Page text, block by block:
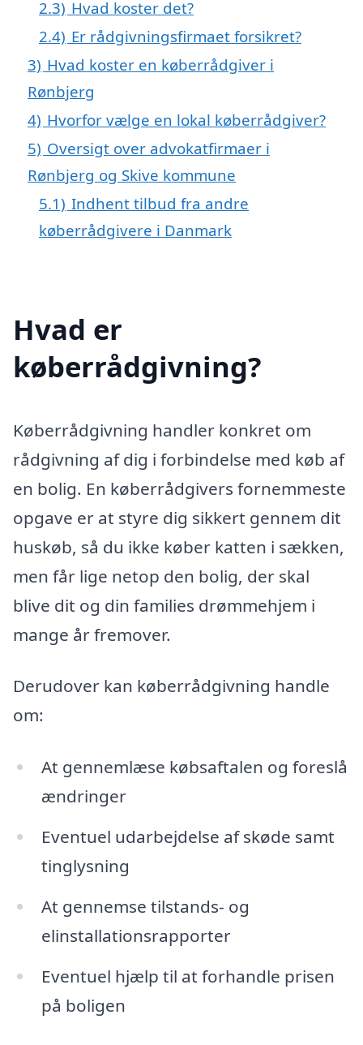
2.3) Hvad koster det?
2.4) Er rådgivningsfirmaet forsikret?
3) Hvad koster en køberrådgiver i
Rønbjerg
4) Hvorfor vælge en lokal køberrådgiver?
5) Oversigt over advokatfirmaer i
Rønbjerg og Skive kommune
5.1) Indhent tilbud fra andre
køberrådgivere i Danmark
Hvad er
køberrådgivning?
Køberrådgivning handler konkret om
rådgivning af dig i forbindelse med køb af
en bolig. En køberrådgivers fornemmeste
opgave er at styre dig sikkert gennem dit
huskøb, så du ikke køber katten i sækken,
men får lige netop den bolig, der skal
blive dit og din families drømmehjem i
mange år fremover.
Derudover kan køberrådgivning handle
om:
At gennemlæse købsaftalen og foreslå
ændringer
Eventuel udarbejdelse af skøde samt
tinglysning
At gennemse tilstands- og
elinstallationsrapporter
Eventuel hjælp til at forhandle prisen
på boligen